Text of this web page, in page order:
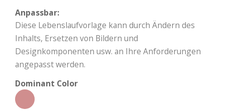
Anpassbar:
Diese Lebenslaufvorlage kann durch Ändern des
Inhalts, Ersetzen von Bildern und
Designkomponenten usw. an Ihre Anforderungen
angepasst werden.
Dominant Color